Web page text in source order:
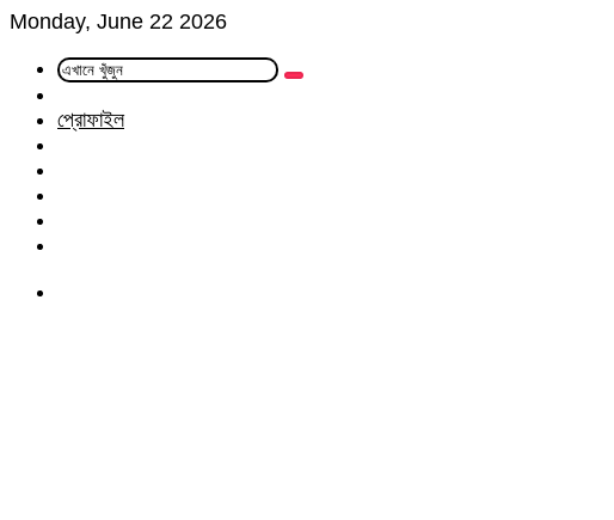
Monday, June 22 2026
এখানে
Article
প্রোফাইল